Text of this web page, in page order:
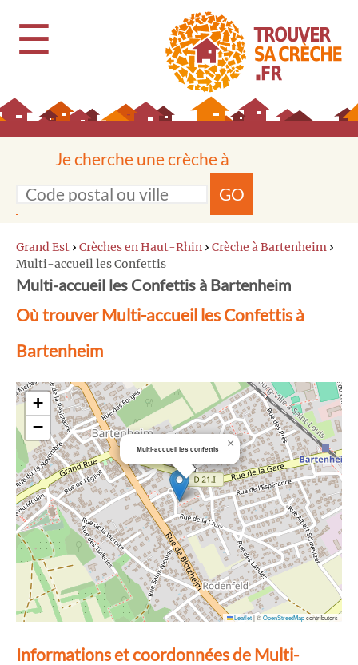
☰
Je cherche une crèche à
GO
Grand Est › Crèches en Haut-Rhin › Crèche à Bartenheim ›
Multi-accueil les Confettis
Multi-accueil les Confettis à Bartenheim
Où trouver Multi-accueil les Confettis à
Bartenheim
Multi-accueil les confettis ×
+
−
Leaflet|©OpenStreetMapcontributors
Informations et coordonnées de Multi-